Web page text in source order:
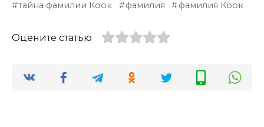
тайна фамилии Коок
фамилия фамилия Коок
Оцените статью